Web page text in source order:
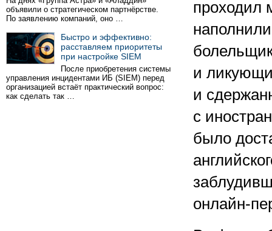
объявили о стратегическом партнёрстве.
По заявлению компаний, оно …
Быстро и эффективно:
расставляем приоритеты
при настройке SIEM
После приобретения системы
управления инцидентами ИБ (SIEM) перед
организацией встаёт практический вопрос:
как сделать так …
проходил
и
и
с
было
онлайн-